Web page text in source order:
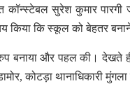
कॉन्स्टेबल सुरेश कुमार
किया कि स्कूल को बेहतर
बनाया और पहल की। देखते
कोटड़ा थानाधिकारी मुंगला